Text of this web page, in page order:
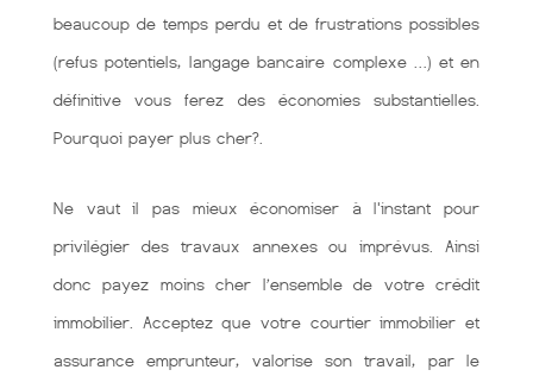
beaucoup de temps perdu et de frustrations possibles
(refus potentiels, langage bancaire complexe …) et en
définitive vous ferez des économies substantielles.
Pourquoi payer plus cher?.
Ne vaut il pas mieux économiser à l'instant pour
privilégier des travaux annexes ou imprévus. Ainsi
donc payez moins cher l’ensemble de votre crédit
immobilier. Acceptez que votre courtier immobilier et
assurance emprunteur, valorise son travail, par le